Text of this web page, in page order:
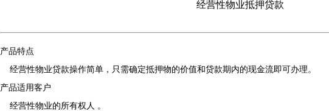
经营性物业抵押贷款
产品特点
经营性物业贷款操作简单，只需确定抵押物的价值和贷款期内的现金流即可办理。
产品适用客户
经营性物业的所有权人 。